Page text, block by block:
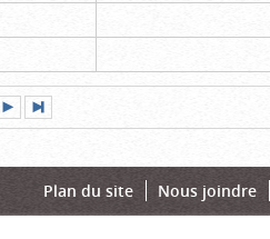
suivante
page
Plan du site Nous joindre